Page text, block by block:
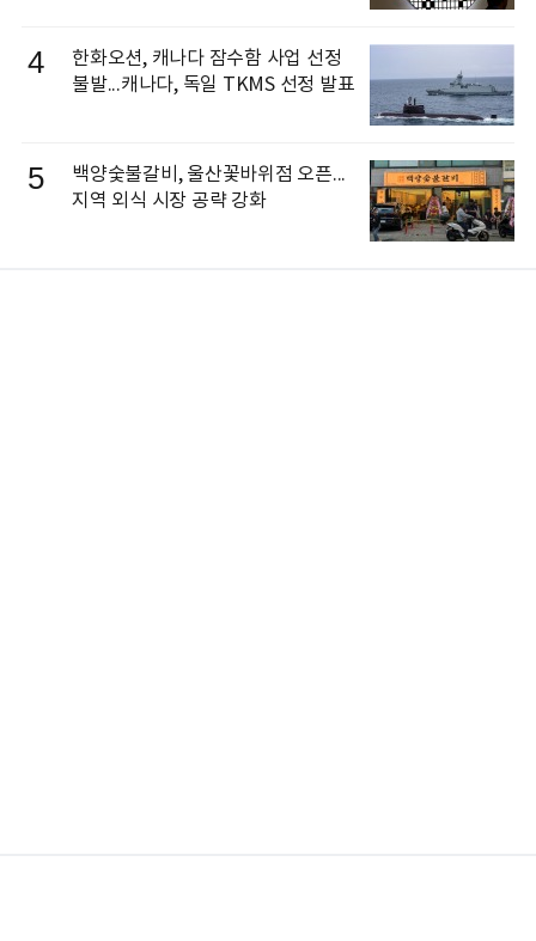
4
한화오션, 캐나다 잠수함 사업 선정
불발...캐나다, 독일 TKMS 선정 발표
5
백양숯불갈비, 울산꽃바위점 오픈...
지역 외식 시장 공략 강화